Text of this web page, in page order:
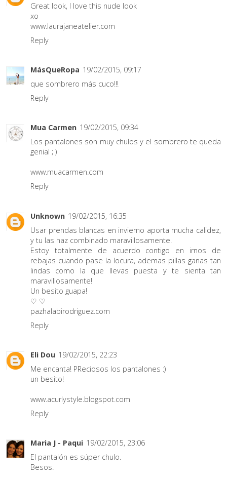
Great look, I love this nude look
xo
www.laurajaneatelier.com
Reply
MásQueRopa 19/02/2015, 09:17
que sombrero más cuco!!!
Reply
Mua Carmen 19/02/2015, 09:34
Los pantalones son muy chulos y el sombrero te queda
genial ; )
www.muacarmen.com
Reply
Unknown 19/02/2015, 16:35
Usar prendas blancas en invierno aporta mucha calidez,
y tu las haz combinado maravillosamente.
Estoy totalmente de acuerdo contigo en irnos de
rebajas cuando pase la locura, ademas pillas ganas tan
lindas como la que llevas puesta y te sienta tan
maravillosamente!
Un besito guapa!
♡ ♡
pazhalabirodriguez.com
Reply
Eli Dou 19/02/2015, 22:23
Me encanta! PReciosos los pantalones :)
un besito!
www.acurlystyle.blogspot.com
Reply
Maria J - Paqui 19/02/2015, 23:06
El pantalón es súper chulo.
Besos.